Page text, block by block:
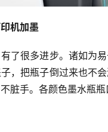
机加墨
了很多进步。诸如为
，把瓶子倒过来也不
脏手。各颜色墨水瓶